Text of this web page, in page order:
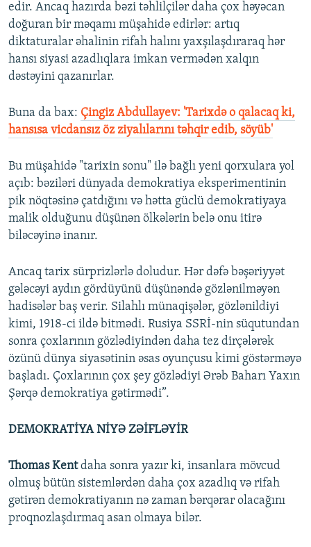
edir. Ancaq hazırda bəzi təhlilçilər daha çox həyəcan
doğuran bir məqamı müşahidə edirlər: artıq
diktaturalar əhalinin rifah halını yaxşılaşdıraraq hər
hansı siyasi azadlıqlara imkan vermədən xalqın
dəstəyini qazanırlar.
Buna da bax: Çingiz Abdullayev: 'Tarixdə o qalacaq ki,
hansısa vicdansız öz ziyalılarını təhqir edib, söyüb'
Bu müşahidə "tarixin sonu" ilə bağlı yeni qorxulara yol
açıb: bəziləri dünyada demokratiya eksperimentinin
pik nöqtəsinə çatdığını və hətta güclü demokratiyaya
malik olduğunu düşünən ölkələrin belə onu itirə
biləcəyinə inanır.
Ancaq tarix sürprizlərlə doludur. Hər dəfə bəşəriyyət
gələcəyi aydın gördüyünü düşünəndə gözlənilməyən
hadisələr baş verir. Silahlı münaqişələr, gözlənildiyi
kimi, 1918-ci ildə bitmədi. Rusiya SSRİ-nin süqutundan
sonra çoxlarının gözlədiyindən daha tez dirçələrək
özünü dünya siyasətinin əsas oyunçusu kimi göstərməyə
başladı. Çoxlarının çox şey gözlədiyi Ərəb Baharı Yaxın
Şərqə demokratiya gətirmədi”.
DEMOKRATİYA NİYƏ ZƏİFLƏYİR
Thomas Kentdaha sonra yazır ki, insanlara mövcud
olmuş bütün sistemlərdən daha çox azadlıq və rifah
gətirən demokratiyanın nə zaman bərqərar olacağını
proqnozlaşdırmaq asan olmaya bilər.